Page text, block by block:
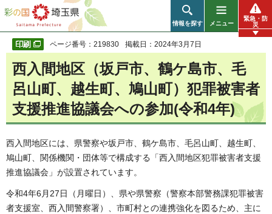
彩の国 埼玉県
情報を探す メニュー
緊急・防
災
ページ番号：219830 掲載日：2024年3月7日
西入間地区（坂戸市、鶴ケ島市、毛
呂山町、越生町、鳩山町）犯罪被害者
支援推進協議会への参加(令和4年)
西入間地区には、県警察や坂戸市、鶴ケ島市、毛呂山町、越生町、
鳩山町、関係機関・団体等で構成する「西入間地区犯罪被害者支援
推進協議会」が設置されています。
令和4年6月27日（月曜日）、県や県警察（警察本部警務課犯罪被害
者支援室、西入間警察署）、市町村との連携強化を図るため、主に